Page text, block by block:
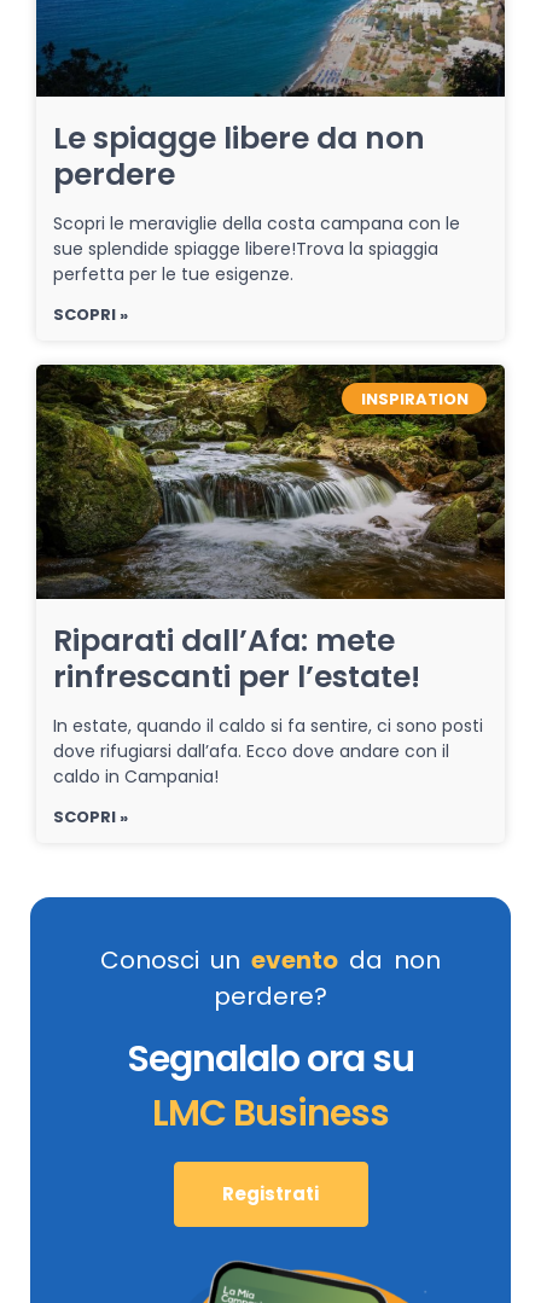
Le spiagge libere da non
perdere
Scopri le meraviglie della costa campana con le
sue splendide spiagge libere!Trova la spiaggia
perfetta per le tue esigenze.
SCOPRI »
INSPIRATION
Riparati dall’Afa: mete
rinfrescanti per l’estate!
In estate, quando il caldo si fa sentire, ci sono posti
dove rifugiarsi dall’afa. Ecco dove andare con il
caldo in Campania!
SCOPRI »
Conosci un evento da non
perdere?
Segnalalo ora su
LMC Business
Registrati